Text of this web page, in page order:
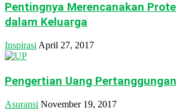
Pentingnya Merencanakan
dalam Keluarga
Inspirasi April 27, 2017
Pengertian Uang
Asuransi November 19, 2017